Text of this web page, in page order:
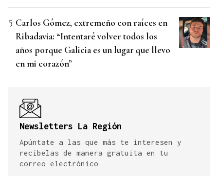
Carlos Gómez, extremeño con raíces en
Ribadavia: “Intentaré volver todos los
años porque Galicia es un lugar que llevo
en mi corazón”
Newsletters La Región
Apúntate a las que más te interesen y
recíbelas de manera gratuita en tu
correo electrónico